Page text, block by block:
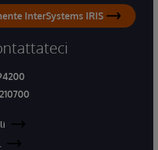
InterSystems IRIS